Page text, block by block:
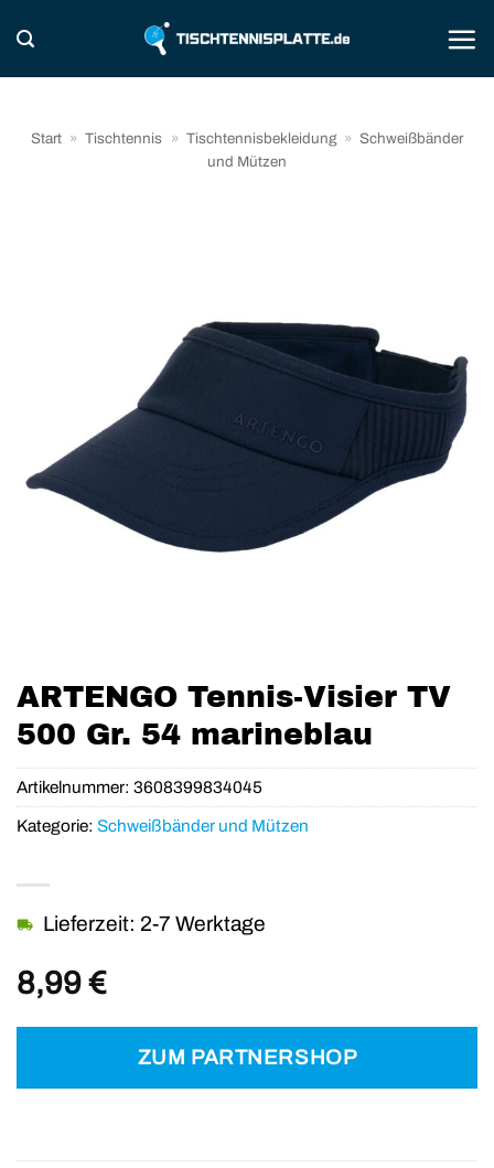
Inhalt
springen
Start » Tischtennis » Tischtennisbekleidung » Schweißbänder
und Mützen
ARTENGO Tennis-Visier TV
500 Gr. 54 marineblau
8,99€
Lieferzeit: 2-7 Werktage
ZUM PARTNERSHOP
Artikelnummer: 3608399834045
Kategorie: Schweißbänder und Mützen